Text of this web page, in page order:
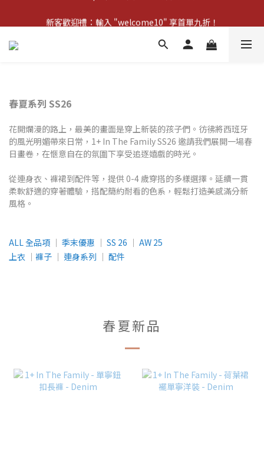
Pom d'Api 畢業特典 · 全品項買一送一
春夏系列 SS26
花開爛漫的路上，最美的畫面是穿上新裝的孩子們。彷彿將西班牙
的風光明媚帶來日常，1+ In The Family SS26 邀請我們展開一場春
日畫卷，在愜意自在的氛圍下享受追逐嬉戲的時光。
從連身衣、褲裙到配件等，提供 0-4 歲穿搭的多樣選擇。延續一貫
柔軟舒適的穿著體驗，搭配簡約耐看的色系，輕鬆打造美感滿分新
風格。
ALL 全品項 │ 季末優惠 │ SS 26 │ AW 25
上衣 │ 褲子 │ 連身系列 │ 配件
春夏新品